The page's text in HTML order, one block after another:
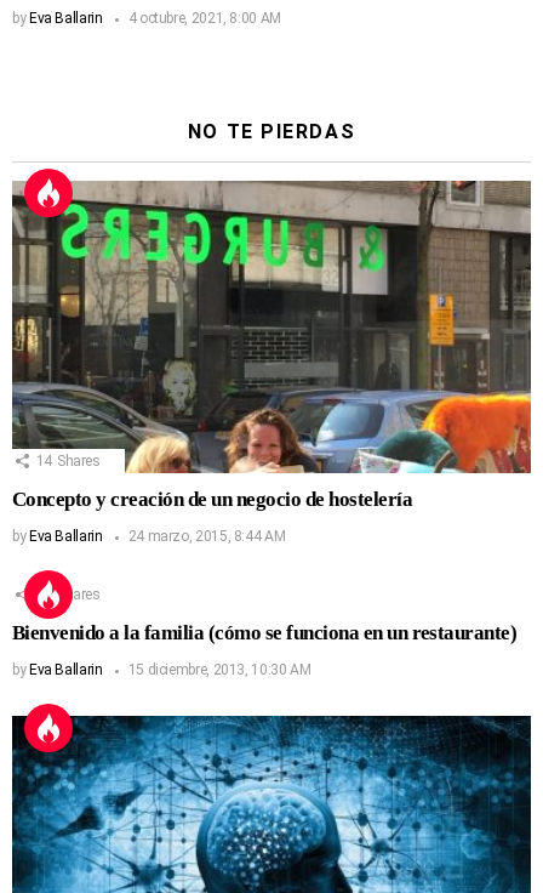
by Eva Ballarin 4 octubre, 2021, 8:00 AM
NO TE PIERDAS
14 Shares
Concepto y creación de un negocio de hostelería
by Eva Ballarin 24 marzo, 2015, 8:44 AM
13 Shares
Bienvenido a la familia (cómo se funciona en un restaurante)
by Eva Ballarin 15 diciembre, 2013, 10:30 AM